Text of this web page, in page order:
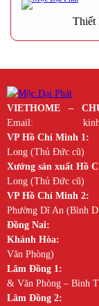
Thiết
VIETHOME –
Email:
VP Hồ Chí Minh 1:
Long (Thủ Đức cũ)
Xưởng sản xuất Hồ
Long (Thủ Đức cũ)
VP Hồ Chí Minh 2:
Phường Dĩ An (Bình
Đồng Nai:
Khánh Hòa:
Văn Phòng)
Lâm Đồng 1:
& Văn Phòng – Bình
Lâm Đồng 2: